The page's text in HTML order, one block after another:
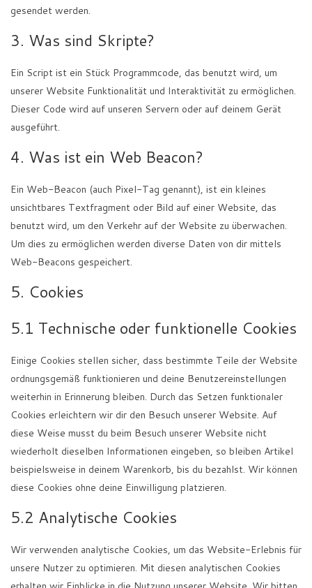
gesendet werden.
3. Was sind Skripte?
Ein Script ist ein Stück Programmcode, das benutzt wird, um
unserer Website Funktionalität und Interaktivität zu ermöglichen.
Dieser Code wird auf unseren Servern oder auf deinem Gerät
ausgeführt.
4. Was ist ein Web Beacon?
Ein Web-Beacon (auch Pixel-Tag genannt), ist ein kleines
unsichtbares Textfragment oder Bild auf einer Website, das
benutzt wird, um den Verkehr auf der Website zu überwachen.
Um dies zu ermöglichen werden diverse Daten von dir mittels
Web-Beacons gespeichert.
5. Cookies
5.1 Technische oder funktionelle Cookies
Einige Cookies stellen sicher, dass bestimmte Teile der Website
ordnungsgemäß funktionieren und deine Benutzereinstellungen
weiterhin in Erinnerung bleiben. Durch das Setzen funktionaler
Cookies erleichtern wir dir den Besuch unserer Website. Auf
diese Weise musst du beim Besuch unserer Website nicht
wiederholt dieselben Informationen eingeben, so bleiben Artikel
beispielsweise in deinem Warenkorb, bis du bezahlst. Wir können
diese Cookies ohne deine Einwilligung platzieren.
5.2 Analytische Cookies
Wir verwenden analytische Cookies, um das Website-Erlebnis für
unsere Nutzer zu optimieren. Mit diesen analytischen Cookies